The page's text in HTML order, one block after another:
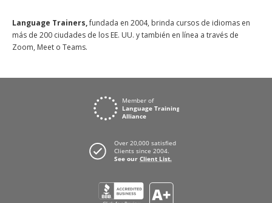
Language Trainers,fundada en 2004, brinda cursos de idiomas en
más de 200 ciudades de los EE. UU. y también en línea a través de
Zoom, Meet o Teams.